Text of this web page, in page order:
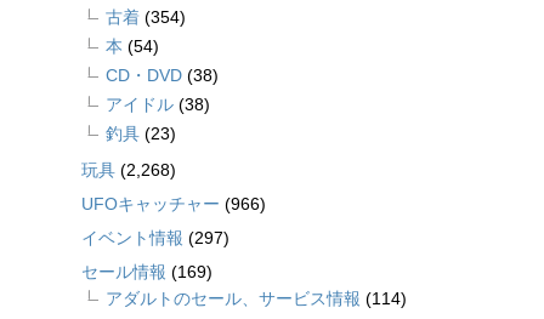
古着 (354)
本 (54)
CD・DVD (38)
アイドル (38)
釣具 (23)
玩具 (2,268)
UFOキャッチャー (966)
イベント情報 (297)
セール情報 (169)
アダルトのセール、サービス情報 (114)